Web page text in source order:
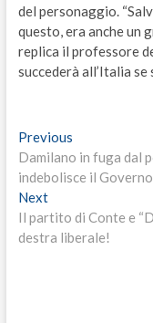
del personaggio.
questo, era anche un
replica il professore
succederà all’Italia se
Navigazione
articoli
PreviousPrevious
post:
Damilano in fuga dal
indebolisce il
NextNext
post:
Il partito di Conte e
destra liberale!